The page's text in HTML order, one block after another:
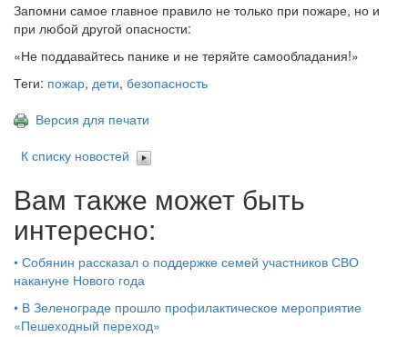
Запомни самое главное правило не только при пожаре, но и
при любой другой опасности:
«Не поддавайтесь панике и не теряйте самообладания!»
Теги: пожар, дети, безопасность
Версия для печати
К списку новостей
Вам также может быть
интересно:
• Собянин рассказал о поддержке семей участников СВО
накануне Нового года
• В Зеленограде прошло профилактическое мероприятие
«Пешеходный переход»